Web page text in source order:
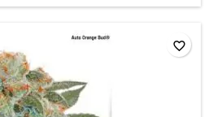
150 cm en exteriorAromas y...
favorite_border